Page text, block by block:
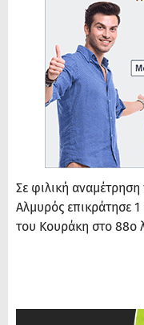
Σε φιλική
Αλμυρός επικράτησε
του Κουράκη στο 88ο